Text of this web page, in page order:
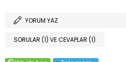
YORUM YAZ
SORULAR (1) VE CEVAPLAR (1)